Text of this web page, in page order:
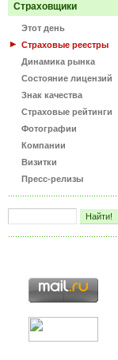
Страховщики
Этот день
Страховые реестры
Динамика рынка
Состояние лицензий
Знак качества
Страховые рейтинги
Фотографии
Компании
Визитки
Пресс-релизы